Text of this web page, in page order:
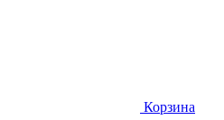
Корзина